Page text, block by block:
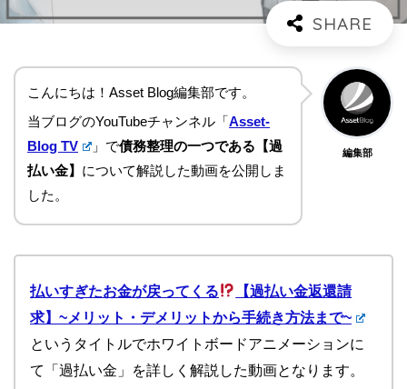
こんにちは！Asset Blog編集部です。
当ブログのYouTubeチャンネル「Asset-
Blog TV
」で債務整理の一つである【過
払い金】 について解説した動画を公開しま
した。
編集部
払いすぎたお金が戻ってくる
【過払い金返還請
求】~メリット・デメリットから手続き方法まで~
というタイトルでホワイトボードアニメーションに
て「過払い金」を詳しく解説した動画となります。